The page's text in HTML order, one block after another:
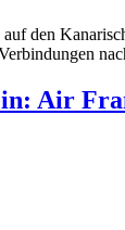
den
Air